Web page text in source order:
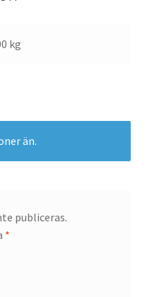
kg
än.
publiceras.
*